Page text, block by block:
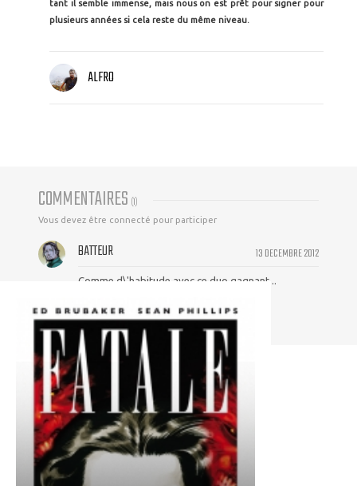
tant il semble immense, mais nous on est prêt pour signer pour
plusieurs années si cela reste du même niveau.
ALFRO
COMMENTAIRES (1)
Vous devez être connecté pour participer
13 DECEMBRE 2012
BATTEUR
Comme d\'habitude avec ce duo gagnant...